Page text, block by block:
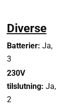
Diverse
Batterier: Ja,
3
230V
tilslutning: Ja,
2